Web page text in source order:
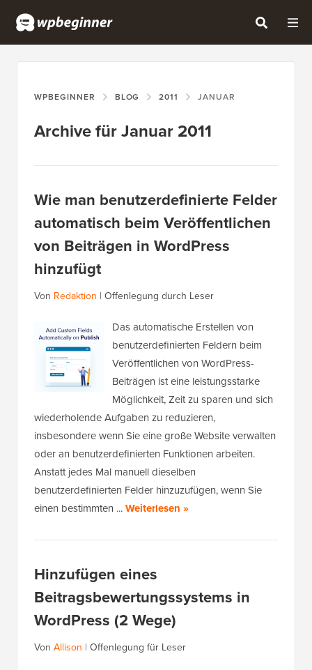
WPBEGINNER BLOG 2011 JANUAR
Archive für Januar 2011
Wie man benutzerdefinierte Felder
automatisch beim Veröffentlichen
von Beiträgen in WordPress
hinzufügt
Von Redaktion | Offenlegung durch Leser
Das automatische Erstellen von
benutzerdefinierten Feldern beim
Veröffentlichen von WordPress-
Beiträgen ist eine leistungsstarke
Möglichkeit, Zeit zu sparen und sich
wiederholende Aufgaben zu reduzieren,
insbesondere wenn Sie eine große Website verwalten
oder an benutzerdefinierten Funktionen arbeiten.
Anstatt jedes Mal manuell dieselben
benutzerdefinierten Felder hinzuzufügen, wenn Sie
einen bestimmten ...Weiterlesen »
Hinzufügen eines
Beitragsbewertungssystems in
WordPress (2 Wege)
Von Allison | Offenlegung für Leser